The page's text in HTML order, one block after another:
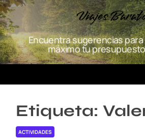
S
k
i
p
t
o
Viajes
Encuentra sugerencias
máximo tu
Etiqueta:
ACTIVIDADES